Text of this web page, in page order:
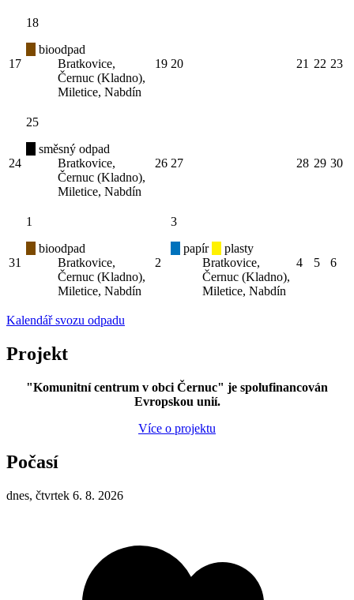
17
18
bioodpad
Bratkovice,
Černuc (Kladno),
Miletice, Nabdín
19 20 21 22 23
24
25
směsný odpad
Bratkovice,
Černuc (Kladno),
Miletice, Nabdín
26 27 28 29 30
31
1
bioodpad
Bratkovice,
Černuc (Kladno),
Miletice, Nabdín
2
3
papír
plasty
Bratkovice,
Černuc (Kladno),
Miletice, Nabdín
4 5 6
Kalendář svozu odpadu
Projekt
"Komunitní centrum v obci Černuc" je spolufinancován
Evropskou unií.
Více o projektu
Počasí
dnes, čtvrtek 6. 8. 2026